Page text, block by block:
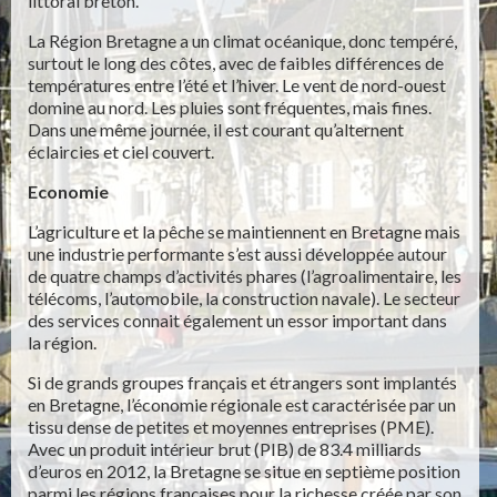
La Région Bretagne a un climat océanique, donc tempéré,
surtout le long des côtes, avec de faibles différences de
températures entre l’été et l’hiver. Le vent de nord-ouest
domine au nord. Les pluies sont fréquentes, mais fines.
Dans une même journée, il est courant qu’alternent
éclaircies et ciel couvert.
Economie
L’agriculture et la pêche se maintiennent en Bretagne mais
une industrie performante s’est aussi développée autour
de quatre champs d’activités phares (l’agroalimentaire, les
télécoms, l’automobile, la construction navale). Le secteur
des services connait également un essor important dans
la région.
Si de grands groupes français et étrangers sont implantés
en Bretagne, l’économie régionale est caractérisée par un
tissu dense de petites et moyennes entreprises (PME).
Avec un produit intérieur brut (PIB) de 83.4 milliards
d’euros en 2012, la Bretagne se situe en septième position